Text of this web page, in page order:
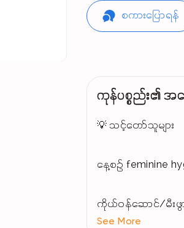
စကားပြောရန်
ကုန်ပစ္စည်း၏ အ
💡 သင့်တော်သူများ
နေ့စဉ် feminine
ကိုယ်ဝန်ဆောင်/မီးဖွား
See More